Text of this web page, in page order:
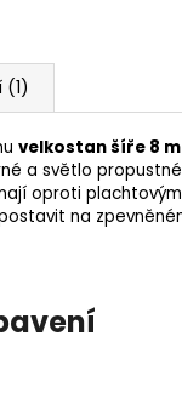
velkostan šíře 8 m
a světlo
oproti
na